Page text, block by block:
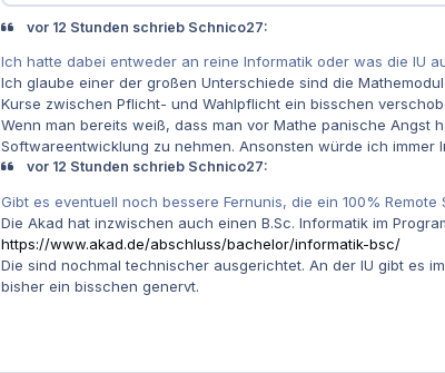
vor 12 Stunden schrieb Schnico27:
Ich hatte dabei entweder an reine Informatik oder was die IU
Ich glaube einer der großen Unterschiede sind die
Kurse zwischen Pflicht- und Wahlpflicht ein bisschen
Wenn man bereits weiß, dass man vor Mathe panische Angst
Softwareentwicklung zu nehmen. Ansonsten würde ich
vor 12 Stunden schrieb Schnico27:
Gibt es eventuell noch bessere Fernunis, die ein 100% Remote
Die Akad hat inzwischen auch einen B.Sc. Informatik im
https://www.akad.de/abschluss/bachelor/informatik-bsc/
Die sind nochmal technischer ausgerichtet. An der IU gibt es
bisher ein bisschen genervt.